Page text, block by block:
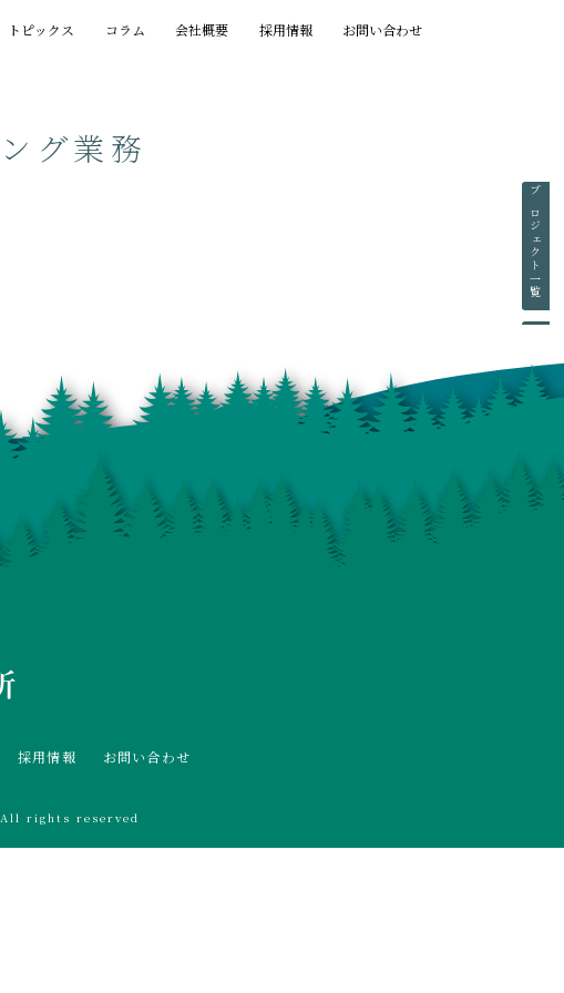
トピックス コラム 会社概要 採用情報 お問い合わせ
プロジェクト一覧
賞歴一覧
グ業務
採用情報 お問い合わせ
All rights reserved